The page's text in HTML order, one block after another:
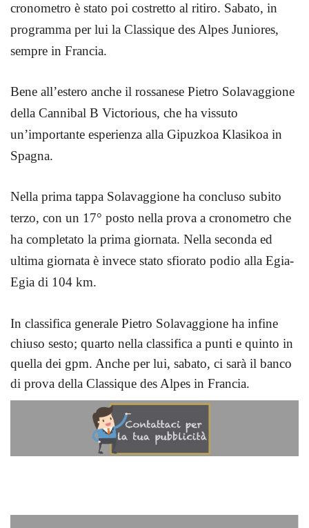
cronometro è stato poi costretto al ritiro. Sabato, in
programma per lui la Classique des Alpes Juniores,
sempre in Francia.
Bene all’estero anche il rossanese Pietro Solavaggione
della Cannibal B Victorious, che ha vissuto
un’importante esperienza alla Gipuzkoa Klasikoa in
Spagna.
Nella prima tappa Solavaggione ha concluso subito
terzo, con un 17° posto nella prova a cronometro che
ha completato la prima giornata. Nella seconda ed
ultima giornata è invece stato sfiorato podio alla Egia-
Egia di 104 km.
In classifica generale Pietro Solavaggione ha infine
chiuso sesto; quarto nella classifica a punti e quinto in
quella dei gpm. Anche per lui, sabato, ci sarà il banco
di prova della Classique des Alpes in Francia.